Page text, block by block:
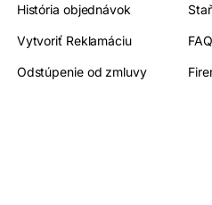
História objednávok
Vytvoriť Reklamáciu
Odstúpenie od zmluvy